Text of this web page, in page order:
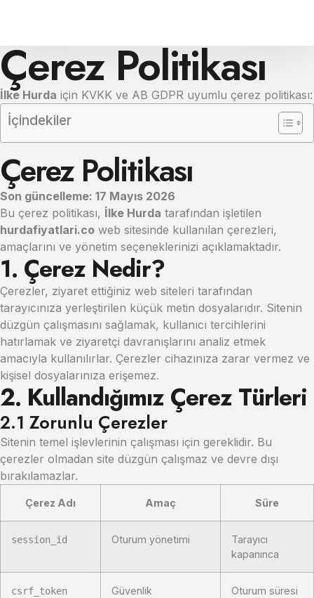
Çerez Politikası
İlke Hurda için KVKK ve AB GDPR uyumlu çerez politikası:
İçindekiler
Çerez Politikası
Son güncelleme: 17 Mayıs 2026
Bu çerez politikası, İlke Hurda tarafından işletilen
hurdafiyatlari.co web sitesinde kullanılan çerezleri,
amaçlarını ve yönetim seçeneklerinizi açıklamaktadır.
1. Çerez Nedir?
Çerezler, ziyaret ettiğiniz web siteleri tarafından
tarayıcınıza yerleştirilen küçük metin dosyalarıdır. Sitenin
düzgün çalışmasını sağlamak, kullanıcı tercihlerini
hatırlamak ve ziyaretçi davranışlarını analiz etmek
amacıyla kullanılırlar. Çerezler cihazınıza zarar vermez ve
kişisel dosyalarınıza erişemez.
2. Kullandığımız Çerez Türleri
2.1 Zorunlu Çerezler
Sitenin temel işlevlerinin çalışması için gereklidir. Bu
çerezler olmadan site düzgün çalışmaz ve devre dışı
bırakılamazlar.
Çerez Adı Amaç Süre
session_id Oturum yönetimi
Tarayıcı
kapanınca
csrf_token
Güvenlik
Oturum süresi